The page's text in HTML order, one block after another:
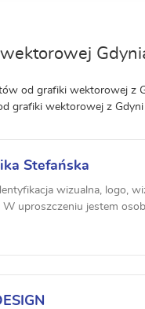
od grafiki wektorowej
grafiki wektorowej z
Stefańska
wizualna, logo,
W uproszczeniu jestem